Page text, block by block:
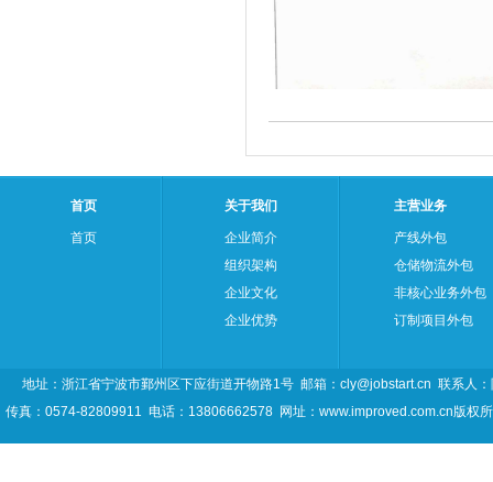
首页
首页
关于我们
企业简介
组织架构
企业文化
企业优势
主营业务
产线外包
仓储物流外包
非核心业务外包
订制项目外包
地址：浙江省宁波市鄞州区下应街道开物路1号 邮箱： cly@jobstart.cn 联系人
传真：0574-82809911 电话：13806662578 网址： www.improved.com.cn版权